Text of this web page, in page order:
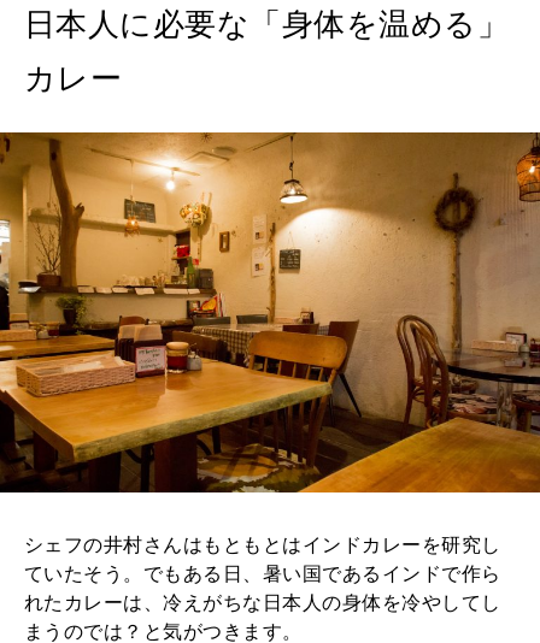
日本人に必要な「身体を温める」
カレー
シェフの井村さんはもともとはインドカレーを研究し
ていたそう。でもある日、暑い国であるインドで作ら
れたカレーは、冷えがちな日本人の身体を冷やしてし
まうのでは？と気がつきます。